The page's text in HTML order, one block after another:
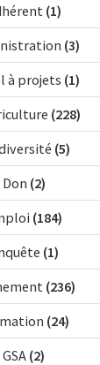
(1)
(3)
à projets (1)
(228)
(5)
Don (2)
(184)
(1)
(236)
(24)
GSA (2)